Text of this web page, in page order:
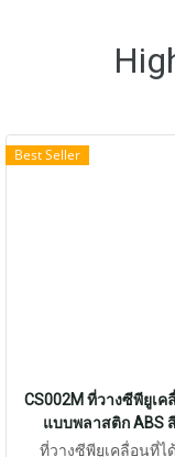
Best Seller
CS002M ที่วางซีพียูเค
แบบพลาสติก ABS
ที่วางซีพียูเคลื่อนที่ไ